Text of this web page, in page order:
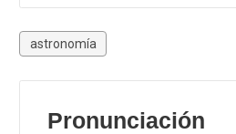
astronomía
Pronunciación